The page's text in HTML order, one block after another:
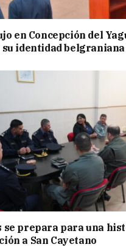
en Concepción del
identidad belgraniana
se prepara para una
a San Cayetano